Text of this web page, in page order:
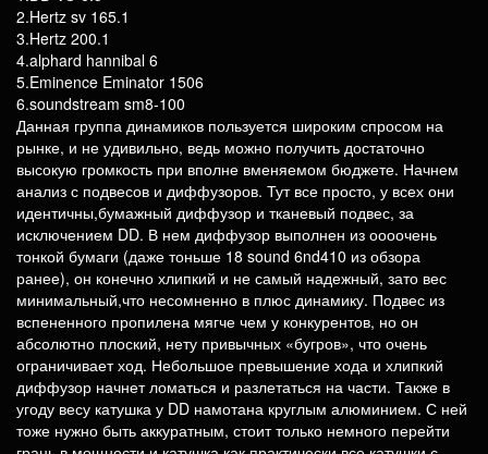
2.Hertz sv 165.1
3.Hertz 200.1
4.alphard hannibal 6
5.Eminence Eminator 1506
6.soundstream sm8-100
Данная группа динамиков пользуется широким спросом на
рынке, и не удивильно, ведь можно получить достаточно
высокую громкость при вполне вменяемом бюджете. Начнем
анализ с подвесов и диффузоров. Тут все просто, у всех они
идентичны,бумажный диффузор и тканевый подвес, за
исключением DD. В нем диффузор выполнен из оооочень
тонкой бумаги (даже тоньше 18 sound 6nd410 из обзора
ранее), он конечно хлипкий и не самый надежный, зато вес
минимальный,что несомненно в плюс динамику. Подвес из
вспененного пропилена мягче чем у конкурентов, но он
абсолютно плоский, нету привычных «бугров», что очень
ограничивает ход. Небольшое превышение хода и хлипкий
диффузор начнет ломаться и разлетаться на части. Также в
угоду весу катушка у DD намотана круглым алюминием. С ней
тоже нужно быть аккуратным, стоит только немного перейти